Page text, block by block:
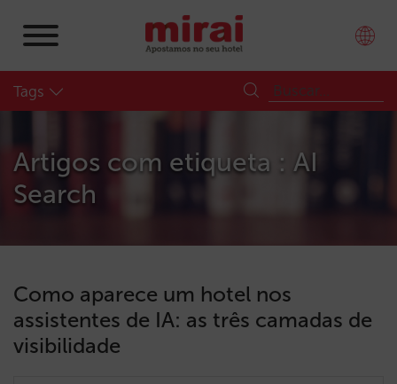
Tags
Artigos com etiqueta : AI
Search
Como aparece um hotel nos
assistentes de IA: as três camadas de
visibilidade